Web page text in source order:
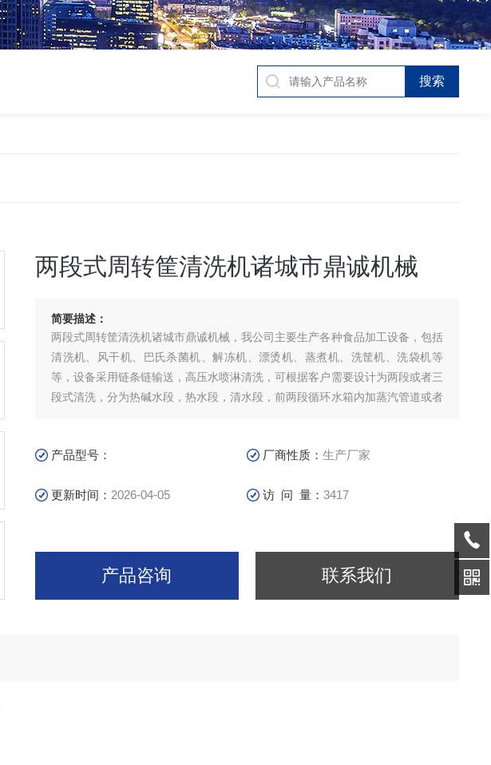
两段式周转筐清洗机诸城市鼎诚机械
简要描述：
两段式周转筐清洗机诸城市鼎诚机械，我公司主要生产各种食品加工设备，包括
清洗机、风干机、巴氏杀菌机、解冻机、漂烫机、蒸煮机、洗筐机、洗袋机等
等，设备采用链条链输送，高压水喷淋清洗，可根据客户需要设计为两段或者三
段式清洗，分为热碱水段，热水段，清水段，前两段循环水箱内加蒸汽管道或者
产品型号： 厂商性质：生产厂家
更新时间： 2026-04-05 访 问 量：3417
产品咨询 联系我们